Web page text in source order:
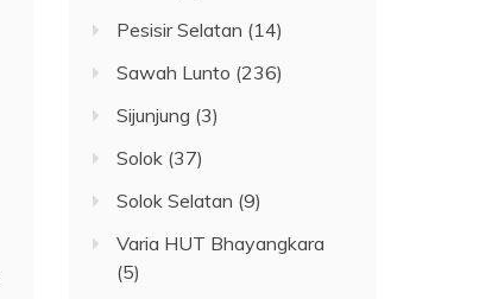
Pesisir Selatan (14)
Sawah Lunto (236)
Sijunjung (3)
Solok (37)
Solok Selatan (9)
Varia HUT Bhayangkara
(5)